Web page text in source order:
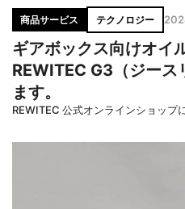
商品サービス テクノロジー
ギアボックス向けオイ
REWITEC G3（ジース
ます。
REWITEC 公式オンラインショップ